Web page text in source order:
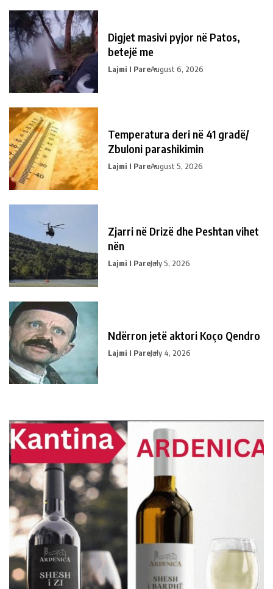
Digjet masivi pyjor në Patos,
betejë me
Lajmi I PareAugust 6, 2026
Temperatura deri në 41 gradë/
Zbuloni parashikimin
Lajmi I PareAugust 5, 2026
Zjarri në Drizë dhe Peshtan vihet
nën
Lajmi I PareJuly 5, 2026
Ndërron jetë aktori Koço Qendro
Lajmi I PareJuly 4, 2026